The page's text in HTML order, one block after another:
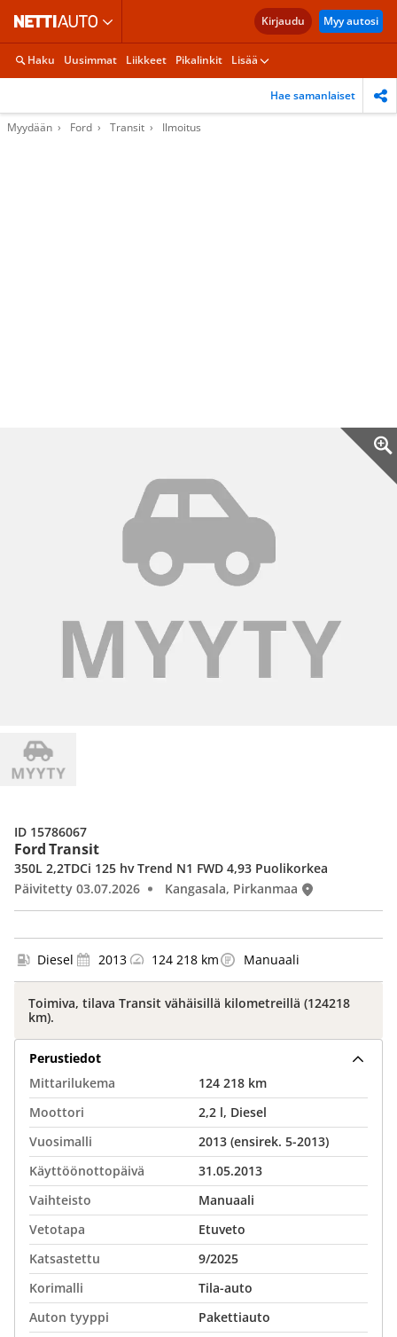
Kirjaudu Myy autosi
Haku Uusimmat Liikkeet Pikalinkit Lisää
Hae samanlaiset
Myydään Ford Transit Ilmoitus
Ford Transit
350L 2,2TDCi 125 hv Trend N1 FWD 4,93 Puolikorkea
Päivitetty 03.07.2026
Kangasala, Pirkanmaa
ID 15786067
Diesel 2013 124 218 km Manuaali
Toimiva, tilava Transit vähäisillä kilometreillä (124218
km).
Perustiedot
Mittarilukema
124 218 km
Moottori
2,2 l, Diesel
Vuosimalli
2013 (ensirek. 5-2013)
Käyttöönottopäivä
31.05.2013
Vaihteisto
Manuaali
Vetotapa
Etuveto
Katsastettu
9/2025
Korimalli
Tila-auto
Auton tyyppi
Pakettiauto